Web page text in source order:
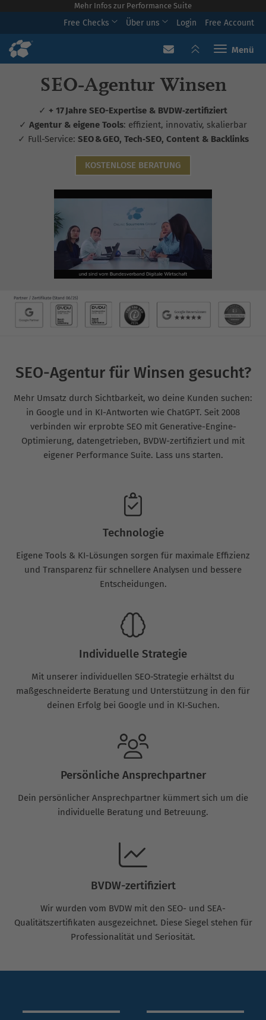
Mehr Infos zur Performance Suite
Free Checks Über uns Login Free Account
Toggle
SEO‑Agentur Winsen
✓ + 17 Jahre SEO-Expertise & BVDW‑zertifiziert
✓ Agentur & eigene Tools: effizient, innovativ, skalierbar
✓ Full-Service: SEO & GEO, Tech‑SEO, Content & Backlinks
KOSTENLOSE BERATUNG
SEO-Agentur für Winsen gesucht?
Mehr Umsatz durch Sichtbarkeit, wo deine Kunden suchen:
in Google und in KI-Antworten wie ChatGPT. Seit 2008
verbinden wir erprobte SEO mit Generative-Engine-
Optimierung, datengetrieben, BVDW-zertifiziert und mit
eigener Performance Suite. Lass uns starten.
Technologie
Eigene Tools & KI-Lösungen sorgen für maximale Effizienz
und Transparenz für schnellere Analysen und bessere
Entscheidungen.
Individuelle Strategie
Mit unserer individuellen SEO-Strategie erhältst du
maßgeschneiderte Beratung und Unterstützung in den für
deinen Erfolg bei Google und in KI-Suchen.
Persönliche Ansprechpartner
Dein persönlicher Ansprechpartner kümmert sich um die
individuelle Beratung und Betreuung.
BVDW-zertifiziert
Wir wurden vom BVDW mit den SEO- und SEA-
Qualitätszertifikaten ausgezeichnet. Diese Siegel stehen für
Professionalität und Seriosität.